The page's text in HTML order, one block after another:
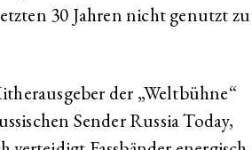
30 Jahren nicht genutzt zu
der „Weltbühne“
Sender Russia Today,